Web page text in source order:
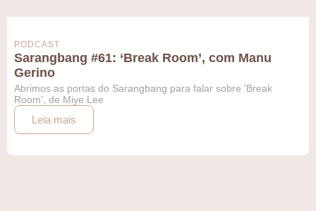
PODCAST
Sarangbang #61: ‘Break Room’, com Manu
Gerino
Abrimos as portas do Sarangbang para falar sobre 'Break
Room', de Miye Lee
Leia mais